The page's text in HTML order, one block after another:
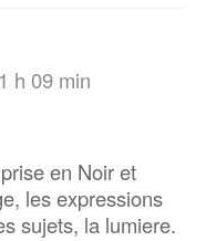
h 09 min
en Noir et
les expressions
sujets, la lumiere.